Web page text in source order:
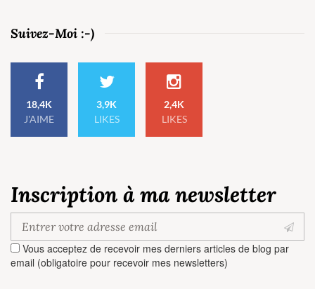
Suivez-Moi :-)
18,4K
J'AIME
3,9K
LIKES
2,4K
LIKES
Inscription à ma newsletter
Vous acceptez de recevoir mes derniers articles de blog par
email (obligatoire pour recevoir mes newsletters)